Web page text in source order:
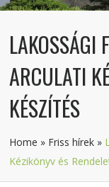
LAKOSSÁGI
ARCULATI
KÉSZÍTÉS
Home » Friss hírek »
Kézikönyv és